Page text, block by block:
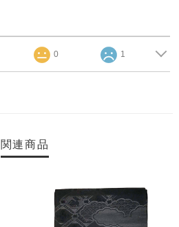
0 1
関連商品